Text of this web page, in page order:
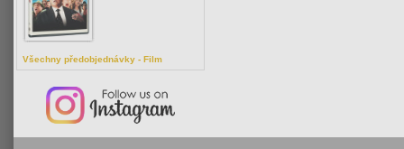
Všechny předobjednávky - Film